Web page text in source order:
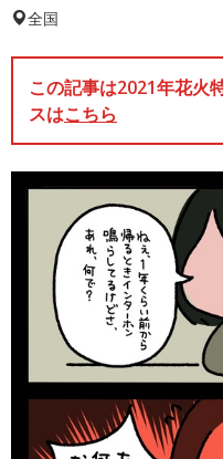
全国
この記事は2021年花火
スはこちら